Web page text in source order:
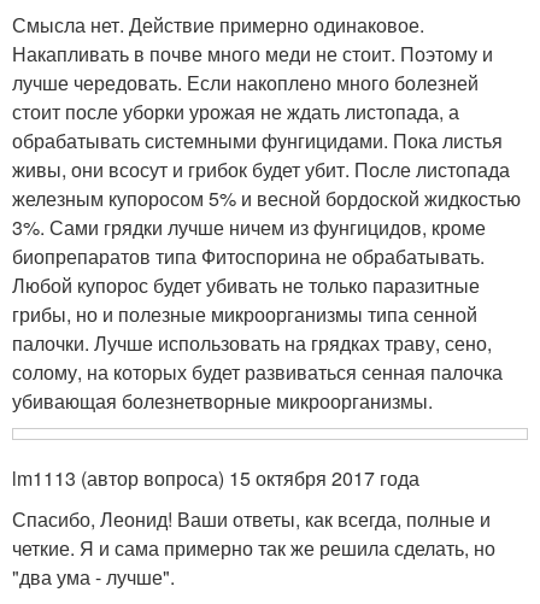
Смысла нет. Действие примерно одинаковое.
Накапливать в почве много меди не стоит. Поэтому и
лучше чередовать. Если накоплено много болезней
стоит после уборки урожая не ждать листопада, а
обрабатывать системными фунгицидами. Пока листья
живы, они всосут и грибок будет убит. После листопада
железным купоросом 5% и весной бордоской жидкостью
3%. Сами грядки лучше ничем из фунгицидов, кроме
биопрепаратов типа Фитоспорина не обрабатывать.
Любой купорос будет убивать не только паразитные
грибы, но и полезные микроорганизмы типа сенной
палочки. Лучше использовать на грядках траву, сено,
солому, на которых будет развиваться сенная палочка
убивающая болезнетворные микроорганизмы.
lm1113 (автор вопроса) 15 октября 2017 года
Спасибо, Леонид! Ваши ответы, как всегда, полные и
четкие. Я и сама примерно так же решила сделать, но
"два ума - лучше".